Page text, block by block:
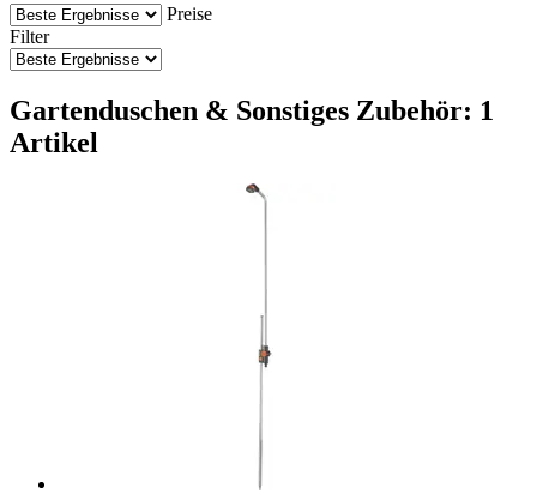
Preise
Filter
Gartenduschen & Sonstiges Zubehör: 1
Artikel